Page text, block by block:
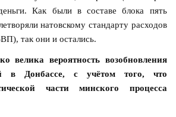
Как были в составе блока пять
натовскому стандарту расходов
так они и остались.
вероятность возобновления
в Донбассе, с учётом того, что
части минского процесса